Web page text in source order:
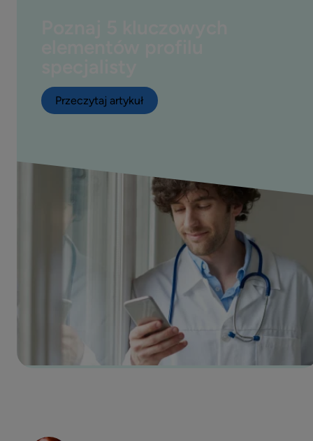
Przeczytaj artykuł